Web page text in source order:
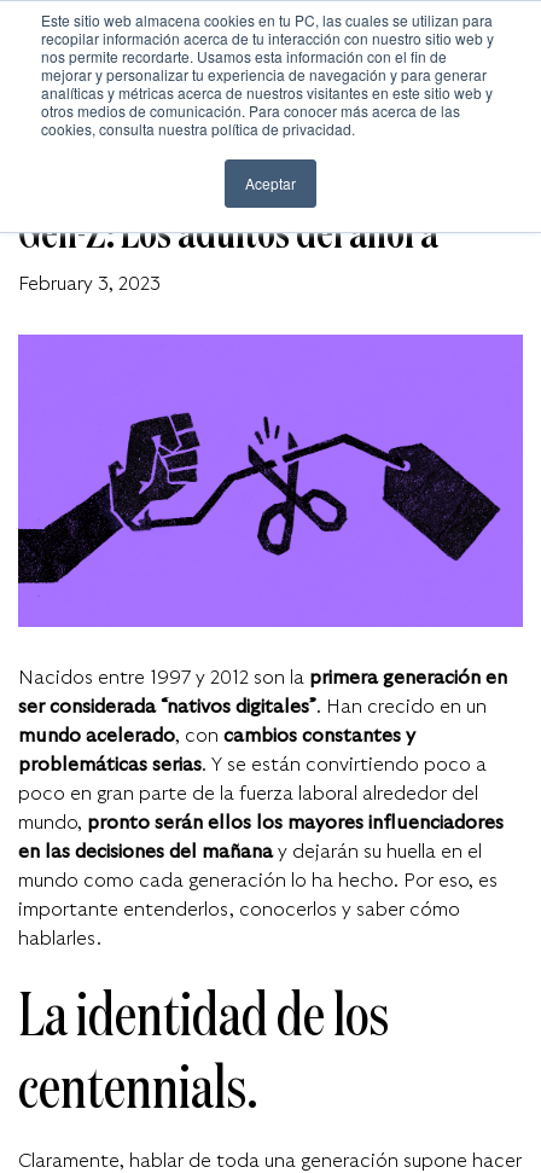
Este sitio web almacena cookies en tu PC, las cuales se utilizan para
recopilar información acerca de tu interacción con nuestro sitio web y
nos permite recordarte. Usamos esta información con el fin de
mejorar y personalizar tu experiencia de navegación y para generar
analíticas y métricas acerca de nuestros visitantes en este sitio web y
otros medios de comunicación. Para conocer más acerca de las
cookies, consulta nuestra política de privacidad.
Aceptar
Inicio
Trabajo
Gen-Z: Los adultos del ahora
February 3, 2023
Nacidos entre 1997 y 2012 son la primera generación en
ser considerada“nativos digitales”. Han crecido en un
mundo acelerado, con cambios constantes y
problemáticas serias. Y se están convirtiendo poco a
poco en gran parte de la fuerza laboral alrededor del
mundo, pronto serán ellos los mayores influenciadores
en las decisiones del mañanay dejarán su huella en el
mundo como cada generación lo ha hecho. Por eso, es
importante entenderlos, conocerlos y saber cómo
hablarles.
La identidad de los
centennials.
Claramente, hablar de toda una generación supone hacer